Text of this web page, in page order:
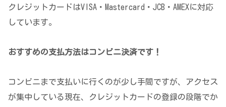
クレジットカードはVISA・Mastercard・JCB・AMEXに対応
しています。
おすすめの支払方法はコンビニ決済です！
コンビニまで支払いに行くのが少し手間ですが、アクセス
が集中している現在、クレジットカードの登録の段階でか